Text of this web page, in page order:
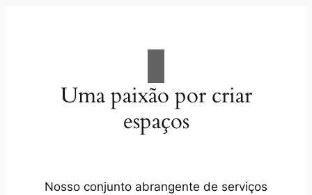
Uma paixão por criar
espaços
Nosso conjunto abrangente de serviços